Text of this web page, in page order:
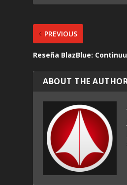
PREVIOUS
Reseña BlazBlue:
ABOUT THE